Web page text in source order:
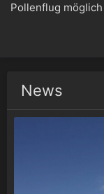
Pollenflug möglich
News